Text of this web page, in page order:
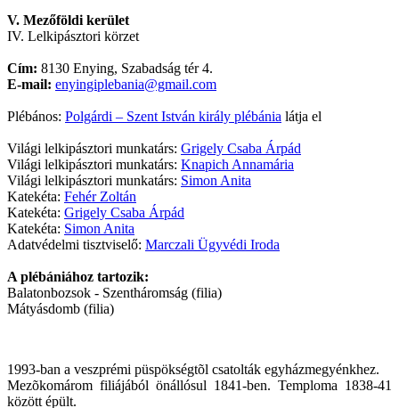
V. Mezőföldi kerület
IV. Lelkipásztori körzet
Cím: 8130 Enying, Szabadság tér 4.
E-mail: enyingiplebania@gmail.com
Plébános: Polgárdi – Szent István király plébánia látja el
Világi lelkipásztori munkatárs: Grigely Csaba Árpád
Világi lelkipásztori munkatárs: Knapich Annamária
Világi lelkipásztori munkatárs: Simon Anita
Katekéta: Fehér Zoltán
Katekéta: Grigely Csaba Árpád
Katekéta: Simon Anita
Adatvédelmi tisztviselő: Marczali Ügyvédi Iroda
A plébániához tartozik:
Balatonbozsok - Szentháromság (filia)
Mátyásdomb (filia)
1993-ban a veszprémi püspökségtõl csatolták egyházmegyénkhez.
Mezõkomárom filiájából önállósul 1841-ben. Temploma 1838-41
között épült.